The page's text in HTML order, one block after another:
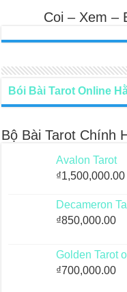
Coi – Xem –
Bói Bài Tarot Online
Bộ Bài Tarot Chính
Avalon Tarot
₫1,500,000.00
Decameron
₫850,000.00
Golden Tarot
₫700,000.00